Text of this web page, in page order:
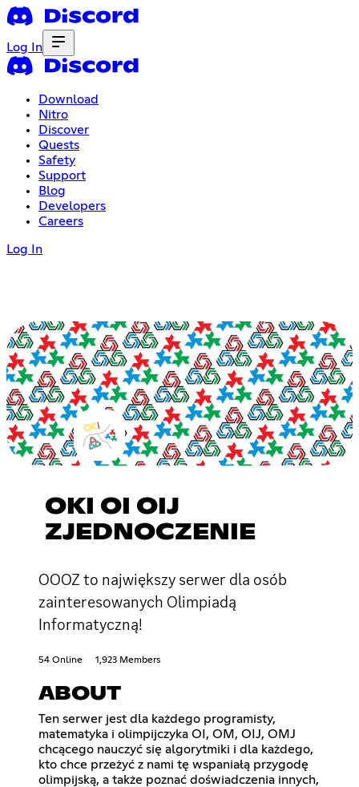
Log In
Download
Nitro
Discover
Quests
Safety
Support
Blog
Developers
Careers
Log In
OKI OI OIJ
ZJEDNOCZENIE
OOOZ to największy serwer dla osób
zainteresowanych Olimpiadą
Informatyczną!
54 Online 1,923 Members
ABOUT
Ten serwer jest dla każdego programisty,
matematyka i olimpijczyka OI, OM, OIJ, OMJ
chcącego nauczyć się algorytmiki i dla każdego,
kto chce przeżyć z nami tę wspaniałą przygodę
olimpijską, a także poznać doświadczenia innych,